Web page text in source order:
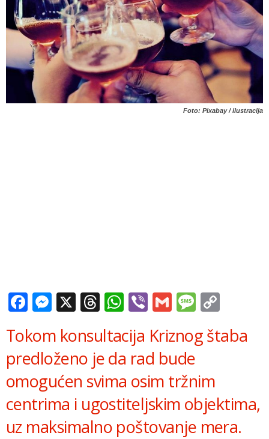
Foto: Pixabay / ilustracija
Facebook
Messenger
X Threads
WhatsApp
ViberGmail
Tokom konsultacija Kriznog štaba
predloženo je da rad bude
omogućen svima osim tržnim
centrima i ugostiteljskim objektima,
uz maksimalno poštovanje mera.